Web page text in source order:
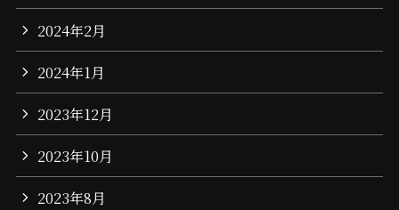
2024年2月
2024年1月
2023年12月
2023年10月
2023年8月